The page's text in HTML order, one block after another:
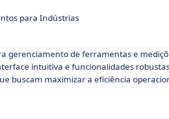
para Indústrias
gerenciamento de ferramentas e
intuitiva e funcionalidades
buscam maximizar a eficiência